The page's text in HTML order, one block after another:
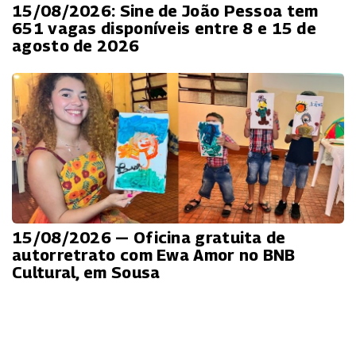
15/08/2026: Sine de João Pessoa tem
651 vagas disponíveis entre 8 e 15 de
agosto de 2026
15/08/2026 — Oficina gratuita de
autorretrato com Ewa Amor no BNB
Cultural, em Sousa